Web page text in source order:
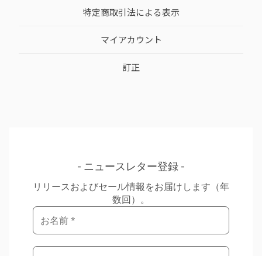
特定商取引法による表示
マイアカウント
訂正
ニュースレター登録
リリースおよびセール情報をお届けします（年
数回）。